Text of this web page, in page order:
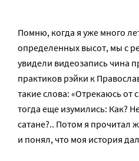
Помню, когда я уже много
определенных высот, мы с
увидели видеозапись чина
практиков рэйки к
такие слова: «Отрекаюсь от
тогда еще изумились: Как?
сатане?.. Потом я прочитал
и понял, что моя история